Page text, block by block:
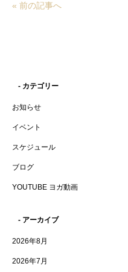
« 前の記事へ
- カテゴリー
お知らせ
イベント
スケジュール
ブログ
YOUTUBE ヨガ動画
- アーカイブ
2026年8月
2026年7月